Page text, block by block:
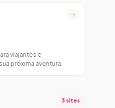
→
viajantes e
próxima aventura.
3 sites